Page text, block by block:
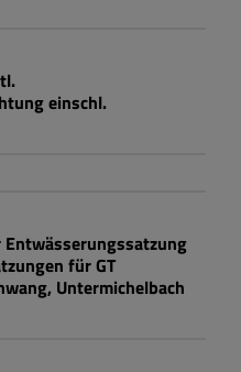
Beiträge
einschl.
für GT
Untermichelbach